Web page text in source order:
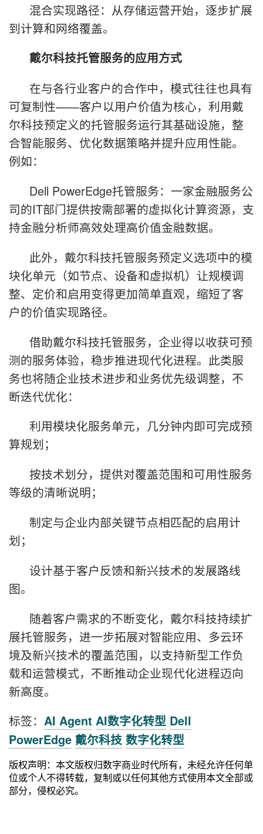
混合实现路径：从存储运营开始，逐步扩展
到计算和网络覆盖。
戴尔科技托管服务的应用方式
在与各行业客户的合作中，模式往往也具有
可复制性——客户以用户价值为核心，利用戴
尔科技预定义的托管服务运行其基础设施，整
合智能服务、优化数据策略并提升应用性能。
例如：
Dell PowerEdge托管服务：一家金融服务公
司的IT部门提供按需部署的虚拟化计算资源，支
持金融分析师高效处理高价值金融数据。
此外，戴尔科技托管服务预定义选项中的模
块化单元（如节点、设备和虚拟机）让规模调
整、定价和启用变得更加简单直观，缩短了客
户的价值实现路径。
借助戴尔科技托管服务，企业得以收获可预
测的服务体验，稳步推进现代化进程。此类服
务也将随企业技术进步和业务优先级调整，不
断迭代优化：
利用模块化服务单元，几分钟内即可完成预
算规划；
按技术划分，提供对覆盖范围和可用性服务
等级的清晰说明；
制定与企业内部关键节点相匹配的启用计
划；
设计基于客户反馈和新兴技术的发展路线
图。
随着客户需求的不断变化，戴尔科技持续扩
展托管服务，进一步拓展对智能应用、多云环
境及新兴技术的覆盖范围，以支持新型工作负
载和运营模式，不断推动企业现代化进程迈向
新高度。
标签： AI Agent AI数字化转型 Dell
PowerEdge 戴尔科技 数字化转型
版权声明：本文版权归数字商业时代所有，未经允许任何单
位或个人不得转载，复制或以任何其他方式使用本文全部或
部分，侵权必究。